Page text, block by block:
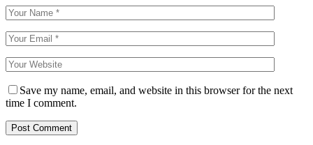
Save my name, email, and website in this browser for the next
time I comment.